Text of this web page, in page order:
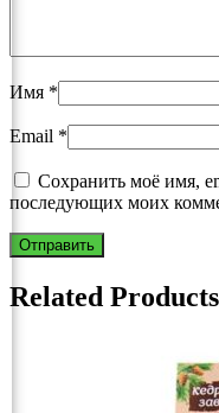
Имя *
Email *
Сохранить моё имя,
последующих моих
Related Products